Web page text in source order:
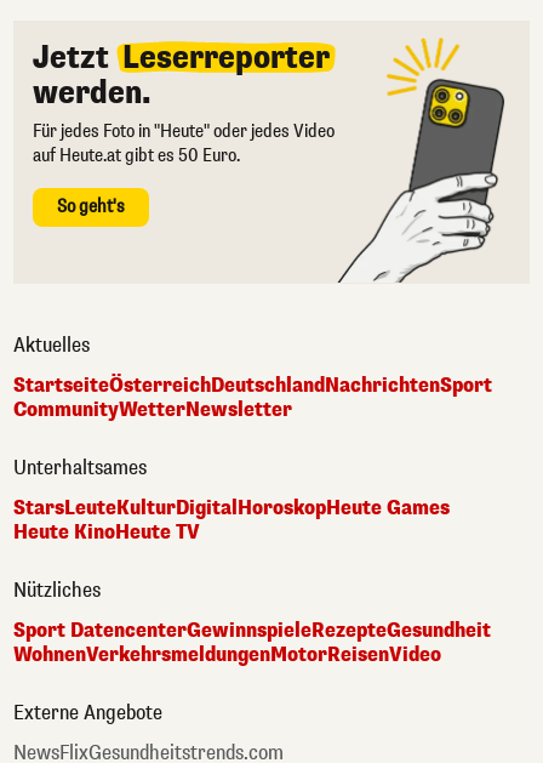
Jetzt Leserreporter
werden.
Für jedes Foto in "Heute" oder jedes Video
auf Heute.at gibt es 50 Euro.
So geht's
Aktuelles
StartseiteÖsterreichDeutschlandNachrichtenSport
CommunityWetterNewsletter
Unterhaltsames
StarsLeuteKulturDigitalHoroskopHeute Games
Heute KinoHeute TV
Nützliches
Sport DatencenterGewinnspieleRezepteGesundheit
WohnenVerkehrsmeldungenMotorReisenVideo
Externe Angebote
NewsFlixGesundheitstrends.com